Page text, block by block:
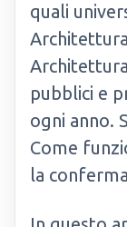
quali
pubblici e
ogni anno.
Come
la